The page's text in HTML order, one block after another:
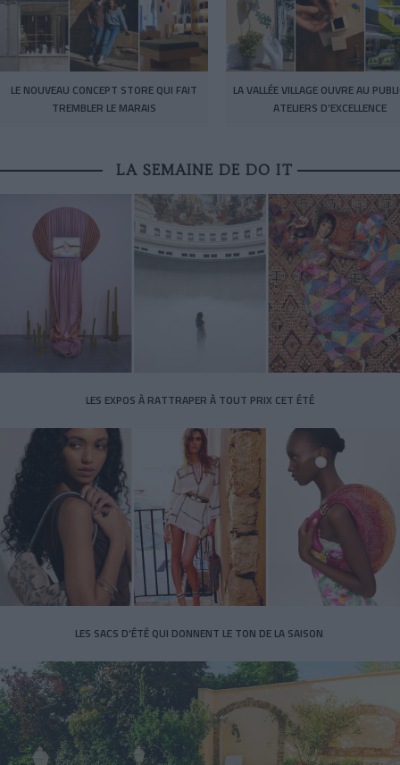
LE NOUVEAU CONCEPT STORE QUI FAIT
TREMBLER LE MARAIS
LA VALLÉE VILLAGE OUVRE AU
ATELIERS D’EXCELLENCE
LA SEMAINE DE DO IT
LES EXPOS À RATTRAPER À TOUT PRIX CET ÉTÉ
LES SACS D’ÉTÉ QUI DONNENT LE TON DE LA SAISON